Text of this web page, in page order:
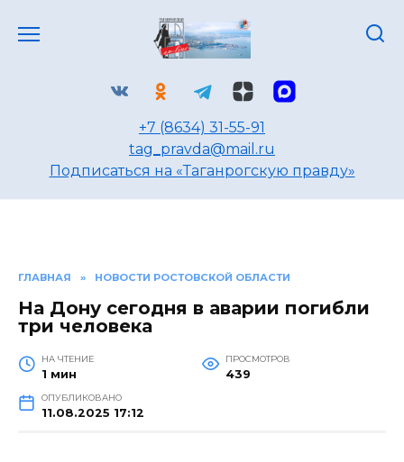
+7 (8634) 31-55-91
tag_pravda@mail.ru
Подписаться на «Таганрогскую правду»
ГЛАВНАЯ » НОВОСТИ РОСТОВСКОЙ ОБЛАСТИ
На Дону сегодня в аварии погибли
три человека
НА ЧТЕНИЕ
1 мин
ПРОСМОТРОВ
439
ОПУБЛИКОВАНО
11.08.2025 17:12